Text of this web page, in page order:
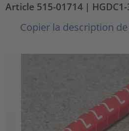
Article 515-01714 | HGDC1-
Copier la description de